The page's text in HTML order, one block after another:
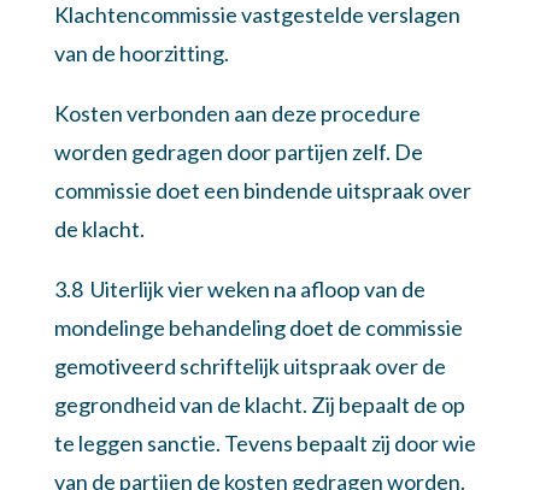
Klachtencommissie vastgestelde verslagen
van de hoorzitting.
Kosten verbonden aan deze procedure
worden gedragen door partijen zelf. De
commissie doet een bindende uitspraak over
de klacht.
3.8 Uiterlijk vier weken na afloop van de
mondelinge behandeling doet de commissie
gemotiveerd schriftelijk uitspraak over de
gegrondheid van de klacht. Zij bepaalt de op
te leggen sanctie. Tevens bepaalt zij door wie
van de partijen de kosten gedragenworden.